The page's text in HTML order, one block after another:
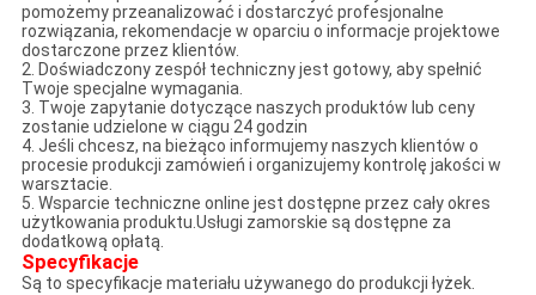
pomożemy przeanalizować i dostarczyć profesjonalne
rozwiązania, rekomendacje w oparciu o informacje projektowe
dostarczone przez klientów.
2. Doświadczony zespół techniczny jest gotowy, aby spełnić
Twoje specjalne wymagania.
3. Twoje zapytanie dotyczące naszych produktów lub ceny
zostanie udzielone w ciągu 24 godzin
4. Jeśli chcesz, na bieżąco informujemy naszych klientów o
procesie produkcji zamówień i organizujemy kontrolę jakości w
warsztacie.
5. Wsparcie techniczne online jest dostępne przez cały okres
użytkowania produktu.Usługi zamorskie są dostępne za
dodatkową opłatą.
Specyfikacje
Są to specyfikacje materiału używanego do produkcji łyżek.